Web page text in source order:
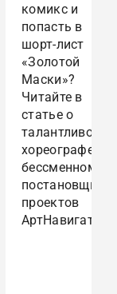
комикс и
попасть в
шорт-лист
«Золотой
Маски»?
Читайте в
статье о
талантливом
хореографе и
бессменном
постановщике
проектов
АртНавигатор